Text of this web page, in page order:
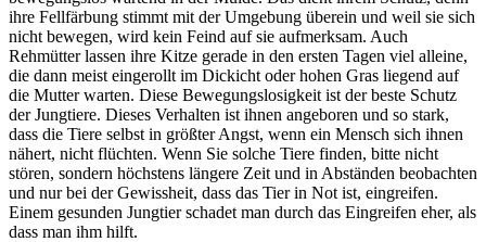
ihre Fellfärbung stimmt mit der Umgebung überein und weil sie sich
nicht bewegen, wird kein Feind auf sie aufmerksam. Auch
Rehmütter lassen ihre Kitze gerade in den ersten Tagen viel alleine,
die dann meist eingerollt im Dickicht oder hohen Gras liegend auf
die Mutter warten. Diese Bewegungslosigkeit ist der beste Schutz
der Jungtiere. Dieses Verhalten ist ihnen angeboren und so stark,
dass die Tiere selbst in größter Angst, wenn ein Mensch sich ihnen
nähert, nicht flüchten. Wenn Sie solche Tiere finden, bitte nicht
stören, sondern höchstens längere Zeit und in Abständen beobachten
und nur bei der Gewissheit, dass das Tier in Not ist, eingreifen.
Einem gesunden Jungtier schadet man durch das Eingreifen eher, als
dass man ihm hilft.